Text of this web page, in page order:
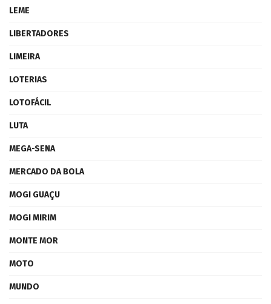
LEME
LIBERTADORES
LIMEIRA
LOTERIAS
LOTOFÁCIL
LUTA
MEGA-SENA
MERCADO DA BOLA
MOGI GUAÇU
MOGI MIRIM
MONTE MOR
MOTO
MUNDO